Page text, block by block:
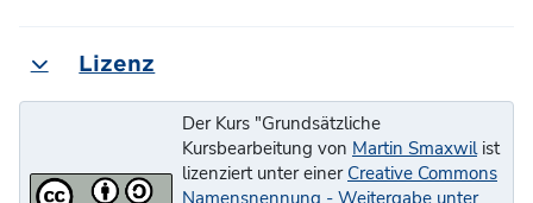
EinklappenLizenz
Der Kurs "Grundsätzliche
Kursbearbeitung von Martin Smaxwilist
lizenziert unter einer Creative Commons
Namensnennung - Weitergabe unter